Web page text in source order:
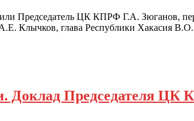
Председатель ЦК КПРФ Г.А. Зюганов,
Клычков, глава Республики Хакасия
Доклад Председателя ЦК